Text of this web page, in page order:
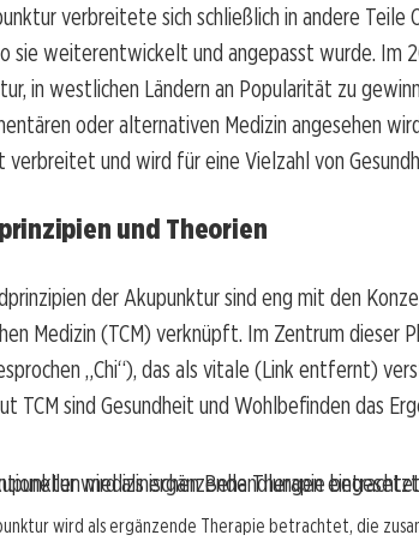
verbreitete sich schließlich in andere Teile
sie weiterentwickelt und angepasst wurde. Im
in westlichen Ländern an Popularität zu
oder alternativen Medizin angesehen
und wird für eine Vielzahl von
und Theorien
der Akupunktur sind eng mit den
Medizin (TCM) verknüpft. Im Zentrum dieser
„Chi“), das als vitale (Link entfernt)
TCM sind Gesundheit und Wohlbefinden das
wird als ergänzende Therapie betrachtet, die